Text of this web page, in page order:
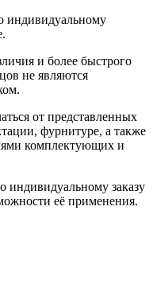
индивидуальному
и более быстрого
не являются
от представленных
фурнитуре, а также
комплектующих и
индивидуальному заказу
её применения.